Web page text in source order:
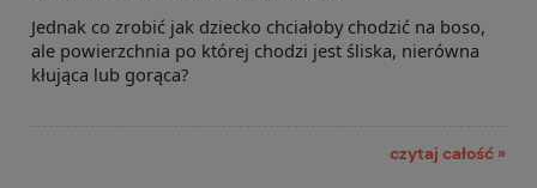
Jednak co zrobić jak dziecko chciałoby chodzić na boso,
ale powierzchnia po której chodzi jest śliska, nierówna
kłująca lub gorąca?
czytaj całość »